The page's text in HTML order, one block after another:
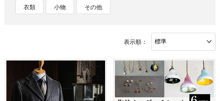
衣類 小物 その他
表示順：